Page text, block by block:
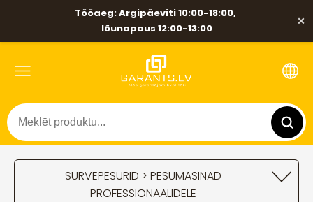
Tööaeg: Argipäeviti 10:00-18:00,
lõunapaus 12:00-13:00
×
SURVEPESURID > PESUMASINAD
PROFESSIONAALIDELE